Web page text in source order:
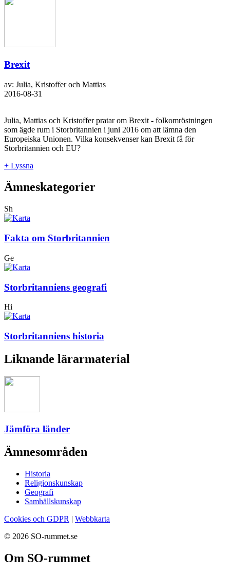
Brexit
av: Julia, Kristoffer och Mattias
2016-08-31
Julia, Mattias och Kristoffer pratar om Brexit - folkomröstningen
som ägde rum i Storbritannien i juni 2016 om att lämna den
Europeiska Unionen. Vilka konsekvenser kan Brexit få för
Storbritannien och EU?
+ Lyssna
Ämneskategorier
Sh
Fakta om Storbritannien
Ge
Storbritanniens geografi
Hi
Storbritanniens historia
Liknande lärarmaterial
Jämföra länder
Ämnesområden
Historia
Religionskunskap
Geografi
Samhällskunskap
Cookies och GDPR | Webbkarta
© 2026 SO-rummet.se
Om SO-rummet